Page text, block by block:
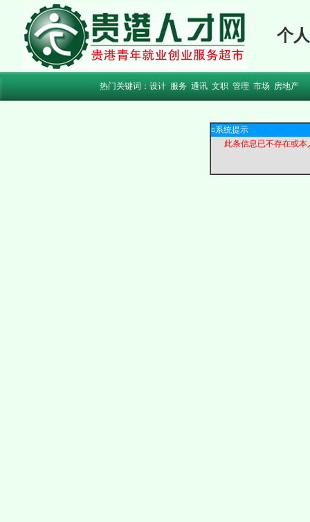
个
热门关键词： 设计 服务 通讯 文职 管理 市场 房地产
¤系统提示
此条信息已不存在或